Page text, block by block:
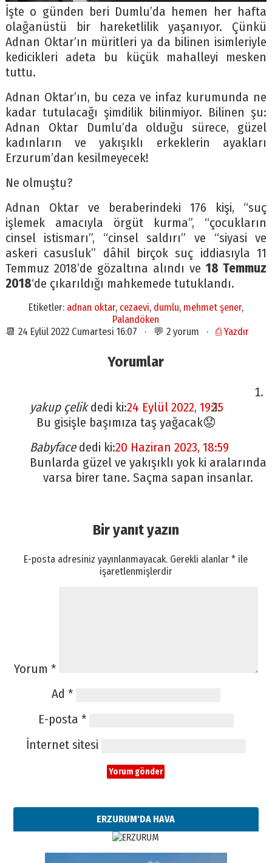
İşte o günden beri Dumlu’da hemen her hafta
olağanüstü bir hareketlilik yaşanıyor. Çünkü
Adnan Oktar’ın müritleri ya da bilinen isimleriyle
kedicikleri adeta bu küçük mahalleyi mesken
tuttu.
Adnan Oktar’ın, bu ceza ve infaz kurumunda ne
kadar tutulacağı şimdilik bilinmiyor. Bilinen şu:
Adnan Oktar Dumlu’da olduğu sürece, güzel
kadınların ve yakışıklı erkeklerin ayakları
Erzurum’dan kesilmeyecek!
Ne olmuştu?
Adnan Oktar ve beraberindeki 176 kişi, “suç
işlemek amacıyla örgüt kurma”, “çocukların
cinsel istismarı”, “cinsel saldırı” ve “siyasi ve
askeri casusluk” dâhil birçok suç iddiasıyla 11
Temmuz 2018’de gözaltına alındı ve18 Temmuz
2018‘de çıkarıldığı mahkemede tutuklandı.
Etiketler: adnan oktar, cezaevi, dumlu, mehmet şener,
Palandöken
📆 24 Eylül 2022 Cumartesi 16:07 · 💬 2 yorum · ⎙ Yazdır
Yorumlar
yakup çelik dedi ki:24 Eylül 2022, 19:15
Bu gisişle başımıza taş yağacak😟
Babyface dedi ki:20 Haziran 2023, 18:59
Bunlarda güzel ve yakışıklı yok ki aralarında
varsa birer tane. Saçma sapan insanlar.
Bir yanıt yazın
E-posta adresiniz yayınlanmayacak. Gerekli alanlar* ile
işaretlenmişlerdir
Yorum *
Ad *
E-posta *
İnternet sitesi
ERZURUM'DA HAVA